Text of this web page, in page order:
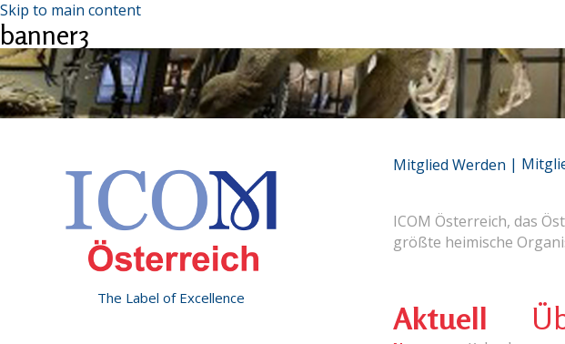
Skip to main content
banner3
The Label of Excellence
ICOM Österreich, das
größte heimische
Aktuell
Mitglied Werden |